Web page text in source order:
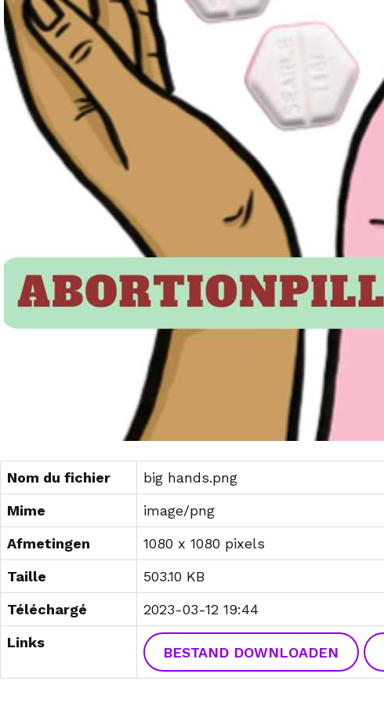
Nom du fichier
big hands.png
Mime
image/png
Afmetingen
1080 x 1080 pixels
Taille
503.10 KB
Téléchargé
2023-03-12 19:44
Links
BESTAND DOWNLOADEN